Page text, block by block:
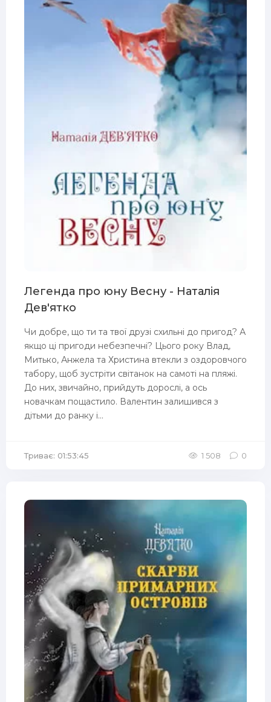
Легенда про юну Весну - Наталія
Дев'ятко
Чи добре, що ти та твої друзі схильні до пригод? А
якщо ці пригоди небезпечні? Цього року Влад,
Митько, Анжела та Христина втекли з оздоровчого
табору, щоб зустріти світанок на самоті на пляжі.
До них, звичайно, прийдуть дорослі, а ось
новачкам пощастило. Валентин залишився з
дітьми до ранку і...
Триває: 01:53:45 1 508 0